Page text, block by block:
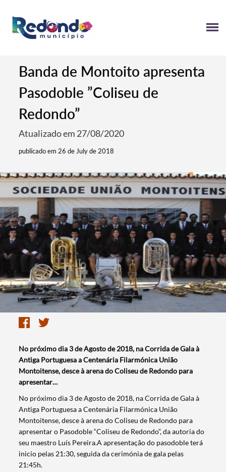
Banda de Montoito apresenta
Pasodoble ”Coliseu de
Redondo”
Atualizado em 27/08/2020
publicado em 26 de July de 2018
No próximo dia 3 de Agosto de 2018, na Corrida de Gala à
Antiga Portuguesa a Centenária Filarmónica União
Montoitense, desce à arena do Coliseu de Redondo para
apresentar…
No próximo dia 3 de Agosto de 2018, na Corrida de Gala à
Antiga Portuguesa a Centenária Filarmónica União
Montoitense, desce à arena do Coliseu de Redondo para
apresentar o Pasodoble “Coliseu de Redondo”, da autoria do
seu maestro Luís Pereira.A apresentação do pasodoble terá
inicio pelas 21:30, seguida da cerimónia de gala pelas
21:45h.